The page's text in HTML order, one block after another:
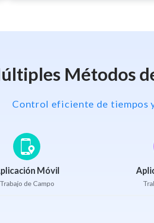
Métodos
Control eficiente de tiempos
Móvil
Trabajo de Campo